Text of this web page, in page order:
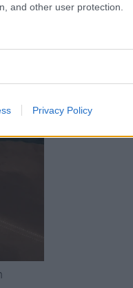
and other user protection.
Privacy Policy